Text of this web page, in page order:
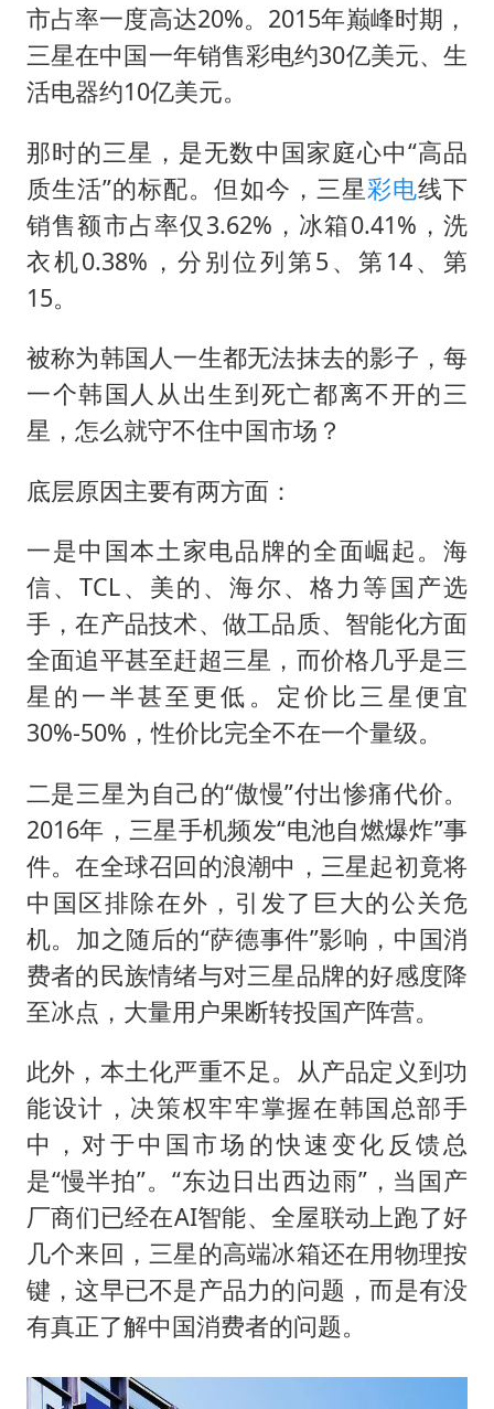
市占率一度高达20%。2015年巅峰时期，
三星在中国一年销售彩电约30亿美元、生
活电器约10亿美元。
那时的三星，是无数中国家庭心中“高品
质生活”的标配。但如今，三星彩电线下
销售额市占率仅3.62%，冰箱0.41%，洗
衣机0.38%，分别位列第5、第14、第
15。
被称为韩国人一生都无法抹去的影子，每
一个韩国人从出生到死亡都离不开的三
星，怎么就守不住中国市场？
底层原因主要有两方面：
一是中国本土家电品牌的全面崛起。海
信、TCL、美的、海尔、格力等国产选
手，在产品技术、做工品质、智能化方面
全面追平甚至赶超三星，而价格几乎是三
星的一半甚至更低。定价比三星便宜
30%-50%，性价比完全不在一个量级。
二是三星为自己的“傲慢”付出惨痛代价。
2016年，三星手机频发“电池自燃爆炸”事
件。在全球召回的浪潮中，三星起初竟将
中国区排除在外，引发了巨大的公关危
机。加之随后的“萨德事件”影响，中国消
费者的民族情绪与对三星品牌的好感度降
至冰点，大量用户果断转投国产阵营。
此外，本土化严重不足。从产品定义到功
能设计，决策权牢牢掌握在韩国总部手
中，对于中国市场的快速变化反馈总
是“慢半拍”。“东边日出西边雨”，当国产
厂商们已经在AI智能、全屋联动上跑了好
几个来回，三星的高端冰箱还在用物理按
键，这早已不是产品力的问题，而是有没
有真正了解中国消费者的问题。